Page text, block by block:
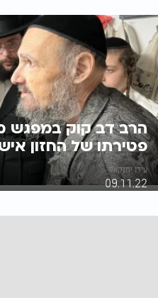
הרב דב קוק במפגש
פטירתו של החזון
עידו יחזקאל
09.11.22